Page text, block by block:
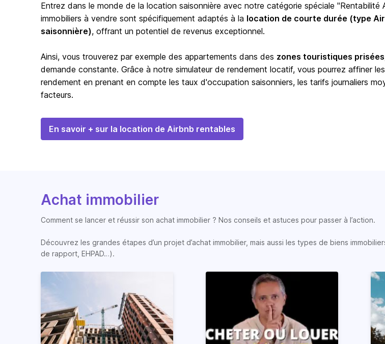
Entrez dans le monde de la location saisonnière avec notre catégorie spéciale "Rentabilité
immobiliers à vendre sont spécifiquement adaptés à la location de courte durée (type
saisonnière), offrant un potentiel de revenus exceptionnel.
Ainsi, vous trouverez par exemple des appartements dans des zones touristiques prisées
demande constante. Grâce à notre simulateur de rendement locatif, vous pourrez affiner
rendement en prenant en compte les taux d'occupation saisonniers, les tarifs journaliers
facteurs.
En savoir + sur la location de Airbnb rentables
Achat immobilier
Comment se lancer et réussir son achat immobilier ? Nos conseils et astuces pour passer à l’action.
Découvrez les grandes étapes d’un projet d’achat immobilier, mais aussi les types de biens
de rapport, EHPAD…).